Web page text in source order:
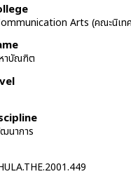
Arts (คณะนิเท
าบัณฑิต
นาการ